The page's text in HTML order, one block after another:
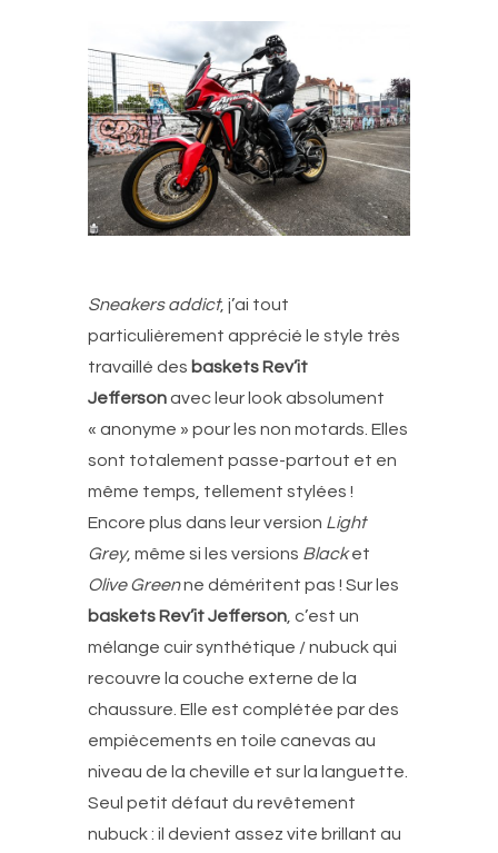
Sneakers addict, j’ai tout
particulièrement apprécié le style très
travaillé des baskets Rev’it
Jeffersonavec leur look absolument
« anonyme » pour les non motards. Elles
sont totalement passe-partout et en
même temps, tellement stylées !
Encore plus dans leur version Light
Grey, même si les versions Blacket
Olive Greenne déméritent pas ! Sur les
baskets Rev’it Jefferson , c’est un
mélange cuir synthétique / nubuck qui
recouvre la couche externe de la
chaussure. Elle est complétée par des
empiècements en toile canevas au
niveau de la cheville et sur la languette.
Seul petit défaut du revêtement
nubuck : il devient assez vite brillant au